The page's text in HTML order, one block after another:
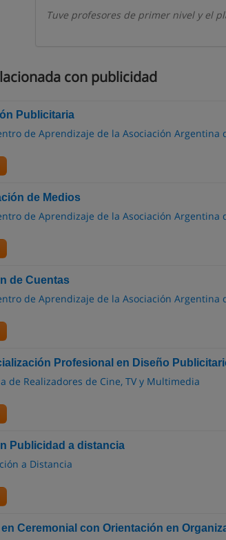
Tuve profesores de primer nivel y el
con publicidad
Publicitaria
de Aprendizaje de la Asociación Argentina
de Medios
de Aprendizaje de la Asociación Argentina
de Cuentas
de Aprendizaje de la Asociación Argentina
Profesional en Diseño
de Realizadores de Cine, TV y Multimedia
Publicidad a distancia
a Distancia
Ceremonial con Orientación en